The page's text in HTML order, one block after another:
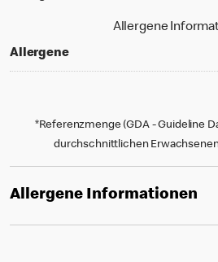
Allergene
Allergene
*Referenzmenge (GDA - Guideline
durchschnittlichen
Allergene Informationen